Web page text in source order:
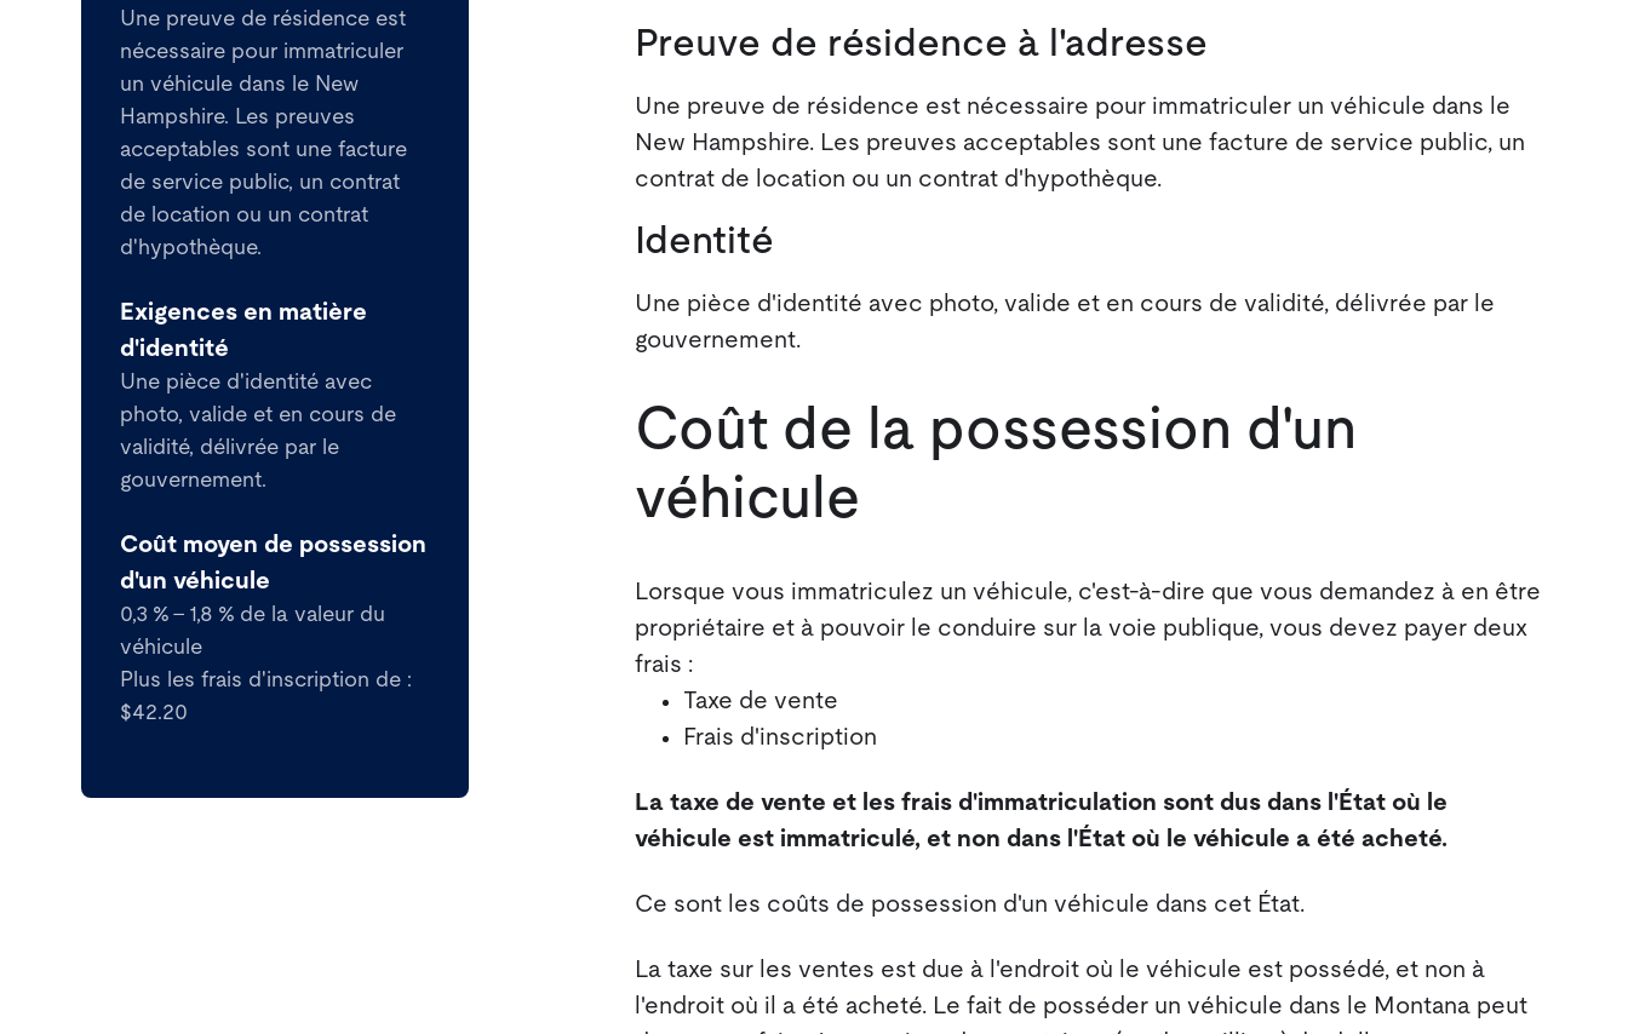
Une preuve de résidence est
nécessaire pour immatriculer
un véhicule dans le New
Hampshire. Les preuves
acceptables sont une facture
de service public, un contrat
de location ou un contrat
d'hypothèque.
Exigences en matière
d'identité
Une pièce d'identité avec
photo, valide et en cours de
validité, délivrée par le
gouvernement.
Coût moyen de possession
d'un véhicule
0,3 % - 1,8 % de la valeur du
véhicule
Plus les frais d'inscription de :
$42.20
Preuve de résidence à l'adresse
Une preuve de résidence est nécessaire pour immatriculer un véhicule dans le
New Hampshire. Les preuves acceptables sont une facture de service public, un
contrat de location ou un contrat d'hypothèque.
Identité
Une pièce d'identité avec photo, valide et en cours de validité, délivrée par le
gouvernement.
Coût de la possession d'un
véhicule
Lorsque vous immatriculez un véhicule, c'est-à-dire que vous demandez à en être
propriétaire et à pouvoir le conduire sur la voie publique, vous devez payer deux
frais :
Taxe de vente
Frais d'inscription
La taxe de vente et les frais d'immatriculation sont dus dans l'État où le
véhicule est immatriculé, et non dans l'État où le véhicule a été acheté.
Ce sont les coûts de possession d'un véhicule dans cet État.
La taxe sur les ventes est due à l'endroit où le véhicule est possédé, et non à
l'endroit où il a été acheté. Le fait de posséder un véhicule dans le Montana peut